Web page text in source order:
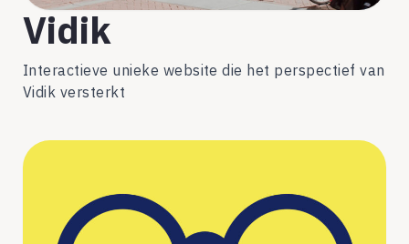
Vidik
Interactieve unieke website die het perspectief van
Vidik versterkt